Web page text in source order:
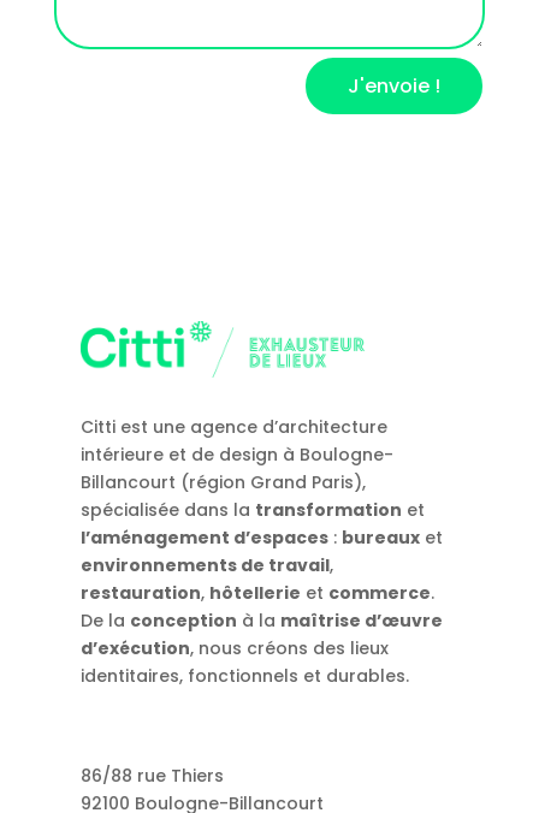
J'envoie !
Citti est une agence d’architecture
intérieure et de design à Boulogne-
Billancourt (région Grand Paris),
spécialisée dans la transformation et
l’aménagement d’espaces : bureaux et
environnements de travail,
restauration, hôtellerie et commerce.
De la conception à la maîtrise d’œuvre
d’exécution, nous créons des lieux
identitaires, fonctionnels et durables.
86/88 rue Thiers
92100 Boulogne-Billancourt